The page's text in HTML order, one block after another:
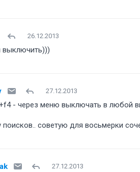
26.12.2013
выключить)))
27.12.2013
- через меню выключать в любой
поисков.. советую для восьмерки
27.12.2013